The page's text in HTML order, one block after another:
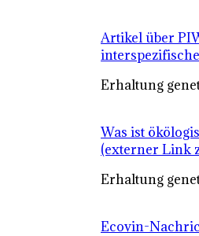
Artikel über
Erhaltung
Was ist
(externer Link
Erhaltung
Ecovin-